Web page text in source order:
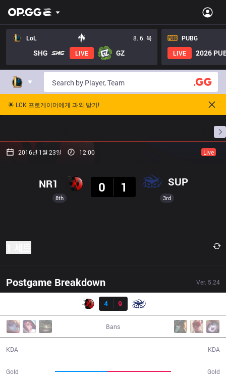
LoL 8. 6. 목
SHG LIVE GZ
PUBG
LIVE
2026
🌟 LCK 프로게이머에게 과외 받기!
프로빌
2016년 1월 23일 12:00 Live
8th
NR1
0
1 SUP
3rd
Postgame Breakdown Ver. 5.24
4
9
Bans
KDA
Gold Gold
KDA